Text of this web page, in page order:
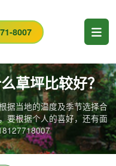
8007
草坪比较好？
据当地的温度及季节选择合
要根据个人的喜好，还有面